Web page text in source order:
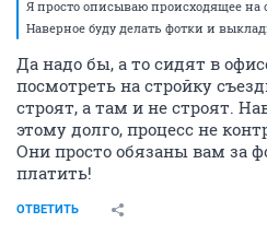
Я просто описываю происходящее на
Наверное буду делать фотки и
Да надо бы, а то сидят в
посмотреть на стройку
строят, а там и не строят.
этому долго, процесс не
Они просто обязаны вам за
платить!
ОТВЕТИТЬ